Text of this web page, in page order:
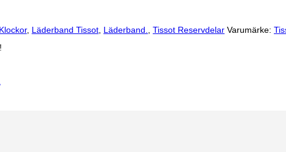
Klockor, Läderband Tissot Läderband. Tissot Reservdelar Varumärke: